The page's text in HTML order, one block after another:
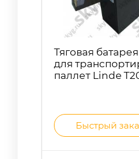
Тяговая
для
паллет Linde
Быстрый